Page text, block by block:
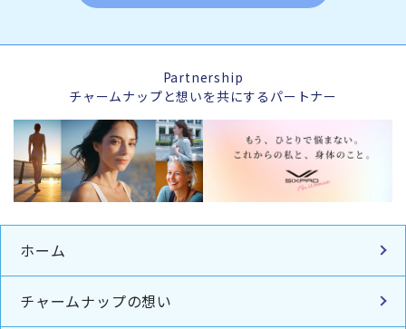
Partnership
チャームナップと想いを共にするパートナー
ホーム
チャームナップの想い